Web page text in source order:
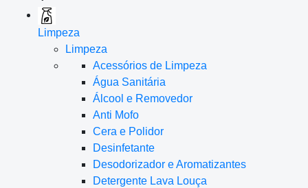
Limpeza
Limpeza
Acessórios de Limpeza
Água Sanitária
Álcool e Removedor
Anti Mofo
Cera e Polidor
Desinfetante
Desodorizador e Aromatizantes
Detergente Lava Louça